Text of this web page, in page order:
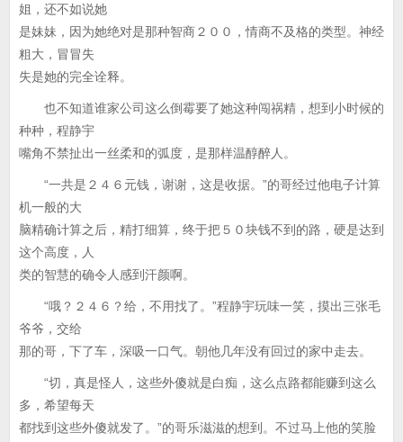
姐，还不如说她
是妹妹，因为她绝对是那种智商２００，情商不及格的类型。神经
粗大，冒冒失
失是她的完全诠释。
也不知道谁家公司这么倒霉要了她这种闯祸精，想到小时候的
种种，程静宇
嘴角不禁扯出一丝柔和的弧度，是那样温醇醉人。
“一共是２４６元钱，谢谢，这是收据。”的哥经过他电子计算
机一般的大
脑精确计算之后，精打细算，终于把５０块钱不到的路，硬是达到
这个高度，人
类的智慧的确令人感到汗颜啊。
“哦？２４６？给，不用找了。”程静宇玩味一笑，摸出三张毛
爷爷，交给
那的哥，下了车，深吸一口气。朝他几年没有回过的家中走去。
“切，真是怪人，这些外傻就是白痴，这么点路都能赚到这么
多，希望每天
都找到这些外傻就发了。”的哥乐滋滋的想到。不过马上他的笑脸